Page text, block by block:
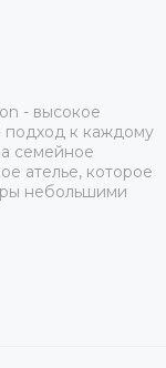
- высокое
подход к каждому
семейное
ателье, которое
небольшими